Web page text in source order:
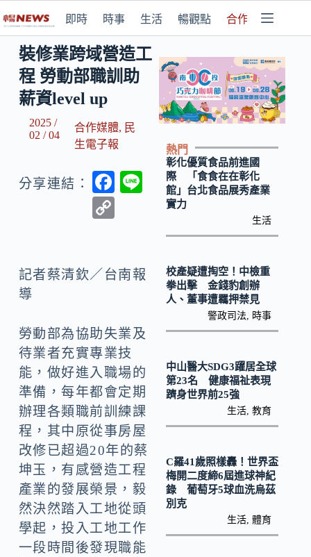
即時 時事 生活 暢觀點 合作媒體
裝修業跨域營造工
程 勞動部職訓助
薪資level up
2025 /
02 / 04
合作媒體, 民
生電子報
分享連結：
F
o
y
k
記者蔡清欽／台南報
導
勞動部為協助失業及
待業者充實專業技
能，做好進入職場的
準備，每年都會定期
辦理各類職前訓練課
程，其中原從事房屋
改修已超過20年的蔡
坤玉，有感營造工程
產業的發展榮景，毅
然決然踏入工地從頭
學起，投入工地工作
一段時間後發現職能
熱門
彰化優質食品前進國
際 「食食在在彰化
館」台北食品展秀產業
實力
生活
校產疑遭掏空！中檢重
拳出擊 金錢豹創辦
人、董事遭羈押禁見
警政司法 時事
中山醫大SDG3躍居全球
第23名 健康福祉表現
躋身世界前25強
生活 ,教育
C羅41歲照樣轟！世界盃
梅開二度締6屆進球神紀
錄 葡萄牙5球血洗烏茲
別克
生活 ,體育